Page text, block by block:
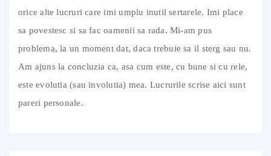
orice alte lucruri care imi umplu inutil sertarele. Imi place
sa povestesc si sa fac oamenii sa rada. Mi-am pus
problema, la un moment dat, daca trebuie sa il sterg sau nu.
Am ajuns la concluzia ca, asa cum este, cu bune si cu rele,
este evolutia (sau involutia) mea. Lucrurile scrise aici sunt
pareri personale.